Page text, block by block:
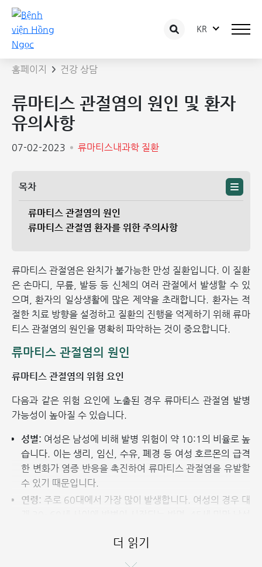
KR
상담 글 상세보기
홈페이지 건강 상담
류마티스 관절염의 원인 및 환자
유의사항
07-02-2023 류마티스내과학 질환
목차
류마티스 관절염의 원인
류마티스 관절염 환자를 위한 주의사항
류마티스 관절염은 완치가 불가능한 만성 질환입니다. 이 질환
은 손마디, 무릎, 발등 등 신체의 여러 관절에서 발생할 수 있
으며, 환자의 일상생활에 많은 제약을 초래합니다. 환자는 적
절한 치료 방향을 설정하고 질환의 진행을 억제하기 위해 류마
티스 관절염의 원인을 명확히 파악하는 것이 중요합니다.
류마티스 관절염의 원인
류마티스 관절염의 위험 요인
다음과 같은 위험 요인에 노출된 경우 류마티스 관절염 발병
가능성이 높아질 수 있습니다.
성별: 여성은 남성에 비해 발병 위험이 약 10:1의 비율로 높
습니다. 이는 생리, 임신, 수유, 폐경 등 여성 호르몬의 급격
한 변화가 염증 반응을 촉진하여 류마티스 관절염을 유발할
수 있기 때문입니다.
연령: 주로 60대에서 가장 많이 발생합니다. 여성의 경우 대
가족 중 류마티스 관절염 환자가 있는 경우, 일
반인보다 발병 위험이 더 높습니다.
더 읽기